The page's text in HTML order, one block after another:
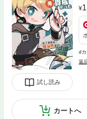
試し読み
d
返
カートへ